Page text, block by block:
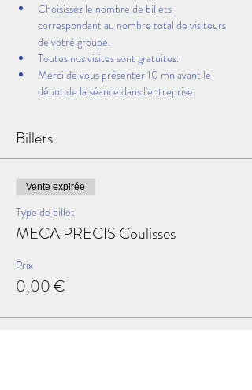
Choisissez le nombre de billets
correspondant au nombre total de visiteurs
de votre groupe.
Toutes nos visites sont gratuites.
Merci de vous présenter 10 mn avant le
début de la séance dans l'entreprise.
Billets
Vente expirée
Type de billet
MECA PRECIS Coulisses
Prix
0,00 €